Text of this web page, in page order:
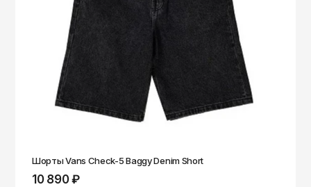
Шорты Vans Check-5 Baggy Denim Short
10 890 ₽